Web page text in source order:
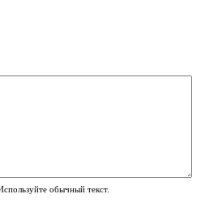
обычный текст.